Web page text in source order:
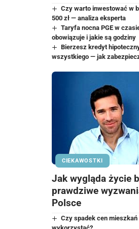
Czy warto inwestować w
500 zł — analiza eksperta
Taryfa nocna PGE w
obowiązuje i jakie są godziny
Bierzesz kredyt
wszystkiego — jak
CIEKAWOSTKI
Jak wygląda życie
prawdziwe
Polsce
Czy spadek cen